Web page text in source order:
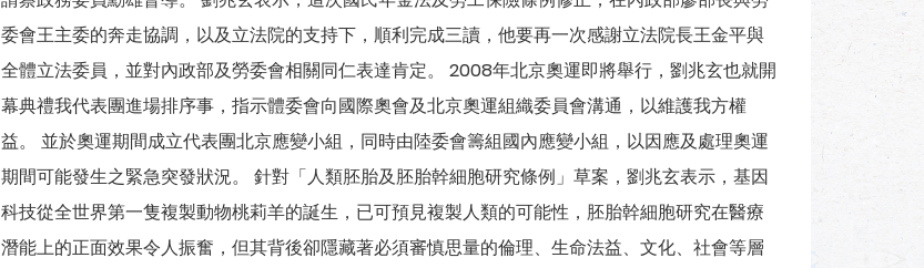
委會王主委的奔走協調，以及立法院的支持下，順利完成三讀，他要再一次感謝立法院長王金平與
全體立法委員，並對內政部及勞委會相關同仁表達肯定。 2008年北京奧運即將舉行，劉兆玄也就開
幕典禮我代表團進場排序事，指示體委會向國際奧會及北京奧運組織委員會溝通，以維護我方權
益。 並於奧運期間成立代表團北京應變小組，同時由陸委會籌組國內應變小組，以因應及處理奧運
期間可能發生之緊急突發狀況。 針對「人類胚胎及胚胎幹細胞研究條例」草案，劉兆玄表示，基因
科技從全世界第一隻複製動物桃莉羊的誕生，已可預見複製人類的可能性，胚胎幹細胞研究在醫療
潛能上的正面效果令人振奮，但其背後卻隱藏著必須審慎思量的倫理、生命法益、文化、社會等層